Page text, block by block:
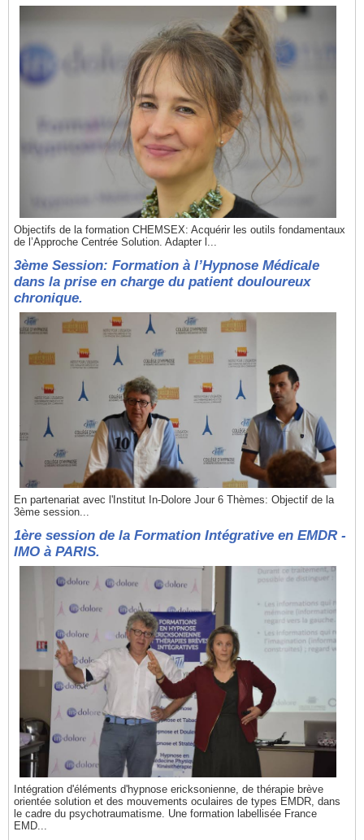
Objectifs de la formation CHEMSEX: Acquérir les outils fondamentaux
de l’Approche Centrée Solution. Adapter l...
3ème Session: Formation à l’Hypnose Médicale
dans la prise en charge du patient douloureux
chronique.
En partenariat avec l'Institut In-Dolore Jour 6 Thèmes: Objectif de la
3ème session...
1ère session de la Formation Intégrative en EMDR -
IMO à PARIS.
Intégration d'éléments d'hypnose ericksonienne, de thérapie brève
orientée solution et des mouvements oculaires de types EMDR, dans
le cadre du psychotraumatisme. Une formation labellisée France
EMD...